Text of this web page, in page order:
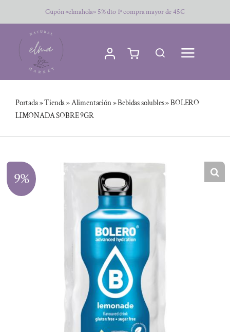
al
contenido
Cupón «elmahola» 5% dto 1ª compra mayor de 45€
Portada»Tienda»Alimentación»Bebidas solubles»BOLERO
LIMONADA SOBRE 9GR
9%